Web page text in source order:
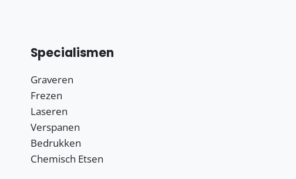
Specialismen
Graveren
Frezen
Laseren
Verspanen
Bedrukken
Chemisch Etsen